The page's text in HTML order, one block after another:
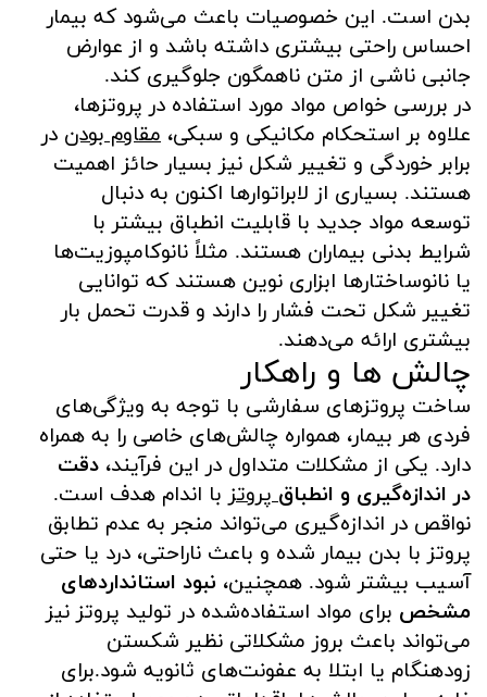
بدن است. این خصوصیات باعث می‌شود که بیمار
احساس راحتی بیشتری داشته باشد و از عوارض
جانبی ناشی از متن ناهمگون جلوگیری کند.
در بررسی خواص مواد مورد استفاده در پروتزها،
علاوه بر استحکام مکانیکی و سبکی، مقاوم بودن در
برابر خوردگی و تغییر شکل نیز بسیار حائز اهمیت
هستند. بسیاری از لابراتوارها اکنون به دنبال
توسعه مواد جدید با قابلیت انطباق بیشتر با
شرایط بدنی بیماران هستند. مثلاً نانوکامپوزیت‌ها
یا نانوساختارها ابزاری نوین هستند که توانایی
تغییر شکل تحت فشار را دارند و قدرت تحمل بار
بیشتری ارائه می‌دهند.
چالش ها و راهکار
ساخت پروتزهای سفارشی با توجه به ویژگی‌های
فردی هر بیمار، همواره چالش‌های خاصی را به همراه
دارد. یکی از مشکلات متداول در این فرآیند، دقت
در اندازه‌گیری و انطباقپروتز با اندام هدف است.
نواقص در اندازه‌گیری می‌تواند منجر به عدم تطابق
پروتز با بدن بیمار شده و باعث ناراحتی، درد یا حتی
آسیب بیشتر شود. همچنین، نبود استانداردهای
مشخص برای مواد استفاده‌شده در تولید پروتز نیز
می‌تواند باعث بروز مشکلاتی نظیر شکستن
زودهنگام یا ابتلا به عفونت‌های ثانویه شود.برای